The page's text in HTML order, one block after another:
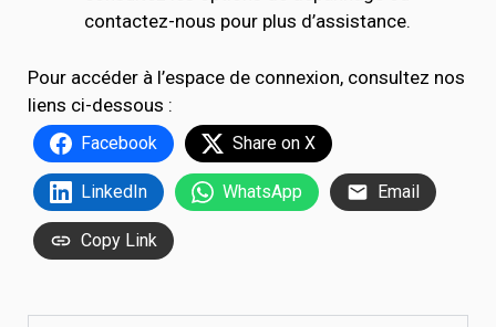
contactez-nous pour plus d’assistance.
Pour accéder à l’espace de connexion, consultez nos
liens ci-dessous :
Facebook Share on X
LinkedIn WhatsApp Email
Copy Link